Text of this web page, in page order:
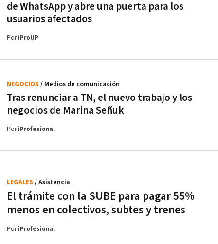
de WhatsApp y abre una puerta para los
usuarios afectados
PoriProUP
Tras renunciar a TN, el nuevo trabajo y los
negocios de Marina Señuk
NEGOCIOS / Medios de comunicación
PoriProfesional
El trámite con la SUBE para pagar 55%
menos en colectivos, subtes y trenes
LEGALES / Asistencia
PoriProfesional